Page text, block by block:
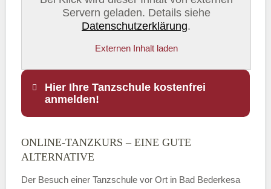
Servern geladen. Details siehe
Datenschutzerklärung.
Externen Inhalt laden
Hier Ihre Tanzschule kostenfrei
anmelden!
Name
ONLINE-TANZKURS – EINE GUTE
ALTERNATIVE
Der Besuch einer Tanzschule vor Ort in Bad Bederkesa